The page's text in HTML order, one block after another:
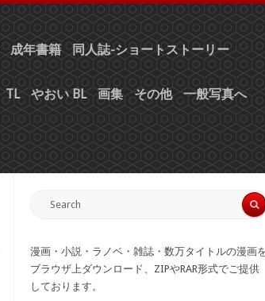
成年書籍 同人誌-ショートストーリー
TL やおい BL 画集 その他 一般写真へ
漫画・小説・ラノベ・雑誌・数万タイトルの漫画
ブラウザ上ダウンロード、ZIPやRAR形式でご提供
しております。